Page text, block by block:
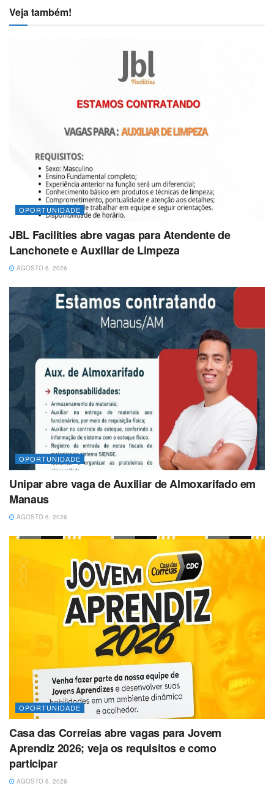
Veja também!
OPORTUNIDADE
JBL Facilities abre vagas para Atendente de
Lanchonete e Auxiliar de Limpeza
AGOSTO 6, 2026
OPORTUNIDADE
Unipar abre vaga de Auxiliar de Almoxarifado em
Manaus
AGOSTO 6, 2026
OPORTUNIDADE
Casa das Correias abre vagas para Jovem
Aprendiz 2026; veja os requisitos e como
participar
AGOSTO 6, 2026